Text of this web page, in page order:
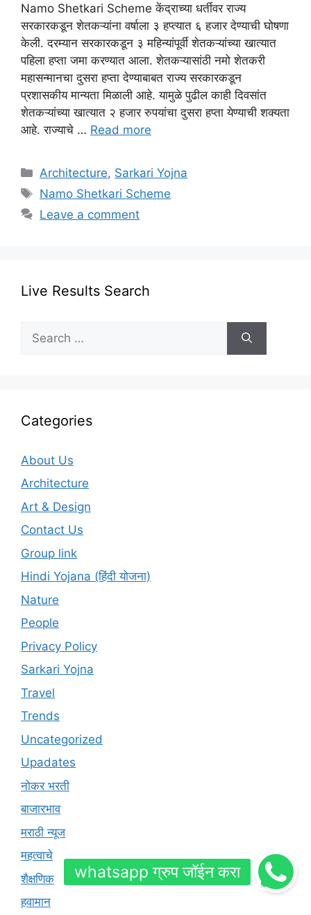
Namo Shetkari Scheme केंद्राच्या धर्तीवर राज्य
सरकारकडून शेतकऱ्यांना वर्षाला ३ हप्त्यात ६ हजार देण्याची घोषणा
केली. दरम्यान सरकारकडून ३ महिन्यांपूर्वी शेतकऱ्यांच्या खात्यात
पहिला हप्ता जमा करण्यात आला. शेतकऱ्यासांठी नमो शेतकरी
महासन्मानचा दुसरा हप्ता देण्याबाबत राज्य सरकारकडून
प्रशासकीय मान्यता मिळाली आहे. यामुळे पुढील काही दिवसांत
शेतकऱ्यांच्या खात्यात २ हजार रुपयांचा दुसरा हप्ता येण्याची शक्यता
आहे. राज्याचे … Read more
Categories
Architecture, Sarkari Yojna
Tags
Namo Shetkari Scheme
Leave a comment
Live Results Search
for:
Categories
About Us
Architecture
Art & Design
Contact Us
Group link
Hindi Yojana (हिंदी योजना)
Nature
People
Privacy Policy
Sarkari Yojna
Travel
Trends
Uncategorized
Upadates
नोकर भरती
बाजारभाव
मराठी न्यूज
महत्वाचे
शैक्षणिक
हवामान